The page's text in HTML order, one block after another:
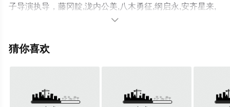
子导演执导，藤冈靛,泷内公美,八木勇征,纲启永,安齐星来,
川床明日香,草川拓弥,山口纱弥加,上川拓郎,小松和重等演
集），手机免费观看高清无删减完整版电视剧全集就上飘

猜你喜欢